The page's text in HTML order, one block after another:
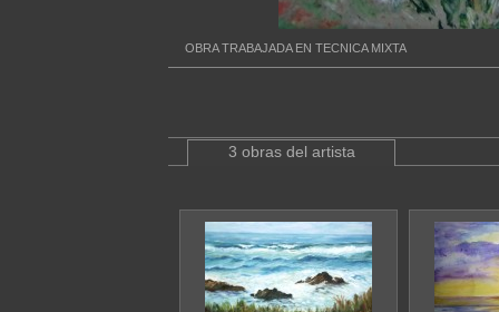
OBRA TRABAJADA EN TECNICA MIXTA
3 obras del artista